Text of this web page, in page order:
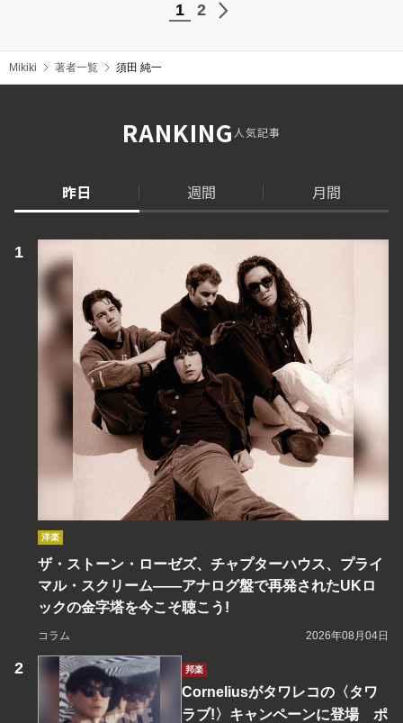
1 2
Mikiki 著者一覧 須田 純一
RANKING人気記事
昨日 週間 月間
洋楽
ザ・ストーン・ローゼズ、チャプターハウス、プライ
マル・スクリーム――アナログ盤で再発されたUKロ
ックの金字塔を今こそ聴こう!
コラム 2026年08月04日
邦楽
Corneliusがタワレコの〈タワ
ラブ!〉キャンペーンに登場 ポ